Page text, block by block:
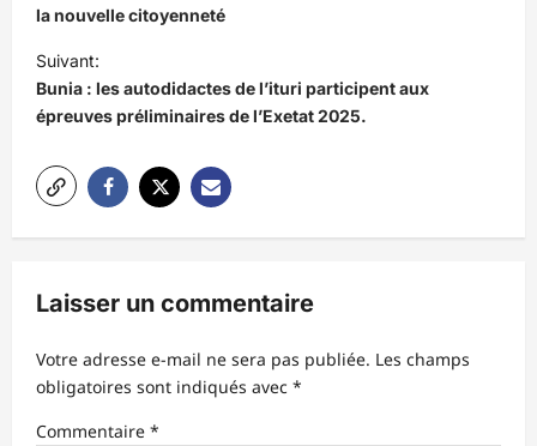
v
i
g
a
t
i
o
d
’
a
r
la nouvelle citoyenneté
Suivant:
Bunia : les autodidactes de l’ituri participent aux
épreuves préliminaires de l’Exetat 2025.
Laisser un commentaire
Votre adresse e-mail ne sera pas publiée. Les champs
obligatoires sont indiqués avec *
Commentaire *